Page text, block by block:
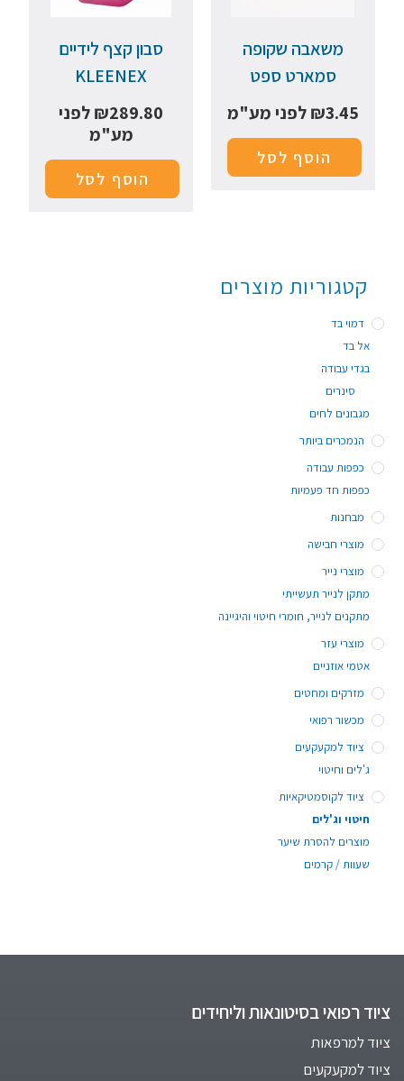
משאבה שקופה
סמארט ספט
₪3.45 לפני מע"מ
הוסף לסל
סבון קצף לידיים
KLEENEX
₪289.80
לפני
מע"מ
הוסף לסל
קטגוריות מוצרים
דמוי בד
אל בד
בגדי עבודה
סינרים
מגבונים לחים
הנמכרים ביותר
כפפות עבודה
כפפות חד פעמיות
מבחנות
מוצרי חבישה
מוצרי נייר
מתקן לנייר תעשייתי
מתקנים לנייר, חומרי חיטוי והיגיינה
מוצרי עזר
אטמי אוזניים
מזרקים ומחטים
מכשור רפואי
ציוד למקעקעים
ג'לים וחיטוי
ציוד לקוסמטיקאיות
חיטוי וג'לים
מוצרים להסרת שיער
שעוות / קרמים
ציוד רפואי בסיטונאות וליחידים
ציוד למרפאות
ציוד למקעקעים